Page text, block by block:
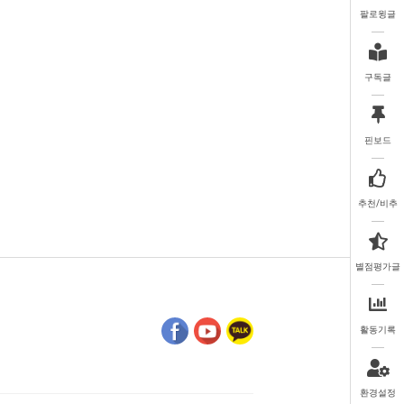
팔로윙글
구독글
핀보드
추천/비추
별점평가글
활동기록
환경설정